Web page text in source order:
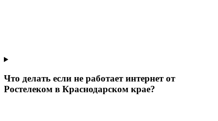
Что делать если не работает интернет от
Ростелеком в Краснодарском крае?